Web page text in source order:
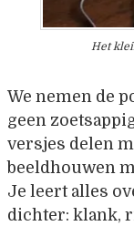
Het
We nemen de
geen
versjes delen
beeldhouwen
Je leert alles
dichter: klank,